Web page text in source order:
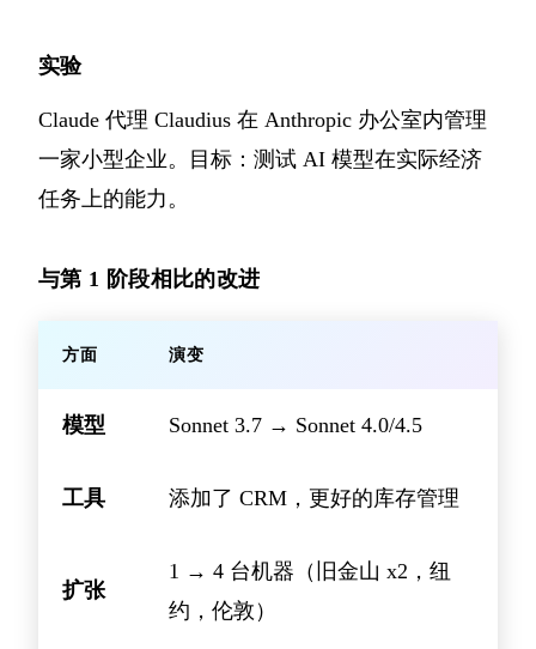
实验
Claude 代理 Claudius 在 Anthropic 办公室内管理
一家小型企业。目标：测试 AI 模型在实际经济
任务上的能力。
与第 1 阶段相比的改进
方面 演变
模型 Sonnet 3.7 → Sonnet 4.0/4.5
工具 添加了 CRM，更好的库存管理
扩张
1 → 4 台机器（旧金山 x2，纽
约，伦敦）